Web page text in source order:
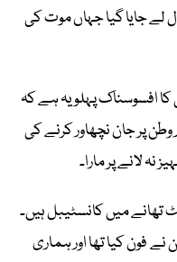
لے جایا گیا جہاں موت کی
افسوسناک پہلو یہ ہے کہ
پر جان نچھاور کرنے کی
لانے پر مارا۔
تھانے میں کانسٹیبل ہیں۔
نے فون کیا تھا اور ہماری